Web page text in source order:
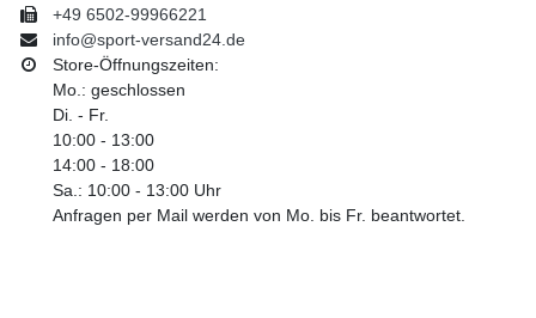
+49 6502-99966221
info@sport-versand24.de
Store-Öffnungszeiten:
Mo.: geschlossen
Di. - Fr.
10:00 - 13:00
14:00 - 18:00
Sa.: 10:00 - 13:00 Uhr
Anfragen per Mail werden von Mo. bis Fr. beantwortet.